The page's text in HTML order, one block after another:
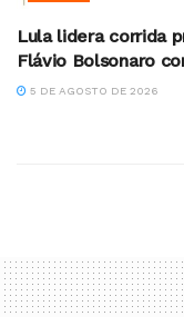
Lula lidera corrida
Flávio Bolsonaro
5 DE AGOSTO DE 2026